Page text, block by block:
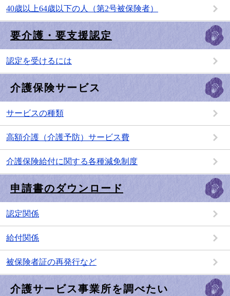
40歳以上64歳以下の人（第2号被保険者）
要介護・要支援認定
認定を受けるには
介護保険サービス
サービスの種類
高額介護（介護予防）サービス費
介護保険給付に関する各種減免制度
申請書のダウンロード
認定関係
給付関係
被保険者証の再発行など
介護サービス事業所を調べたい